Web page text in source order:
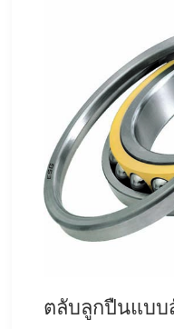
ตลับลูกปืนแบบ